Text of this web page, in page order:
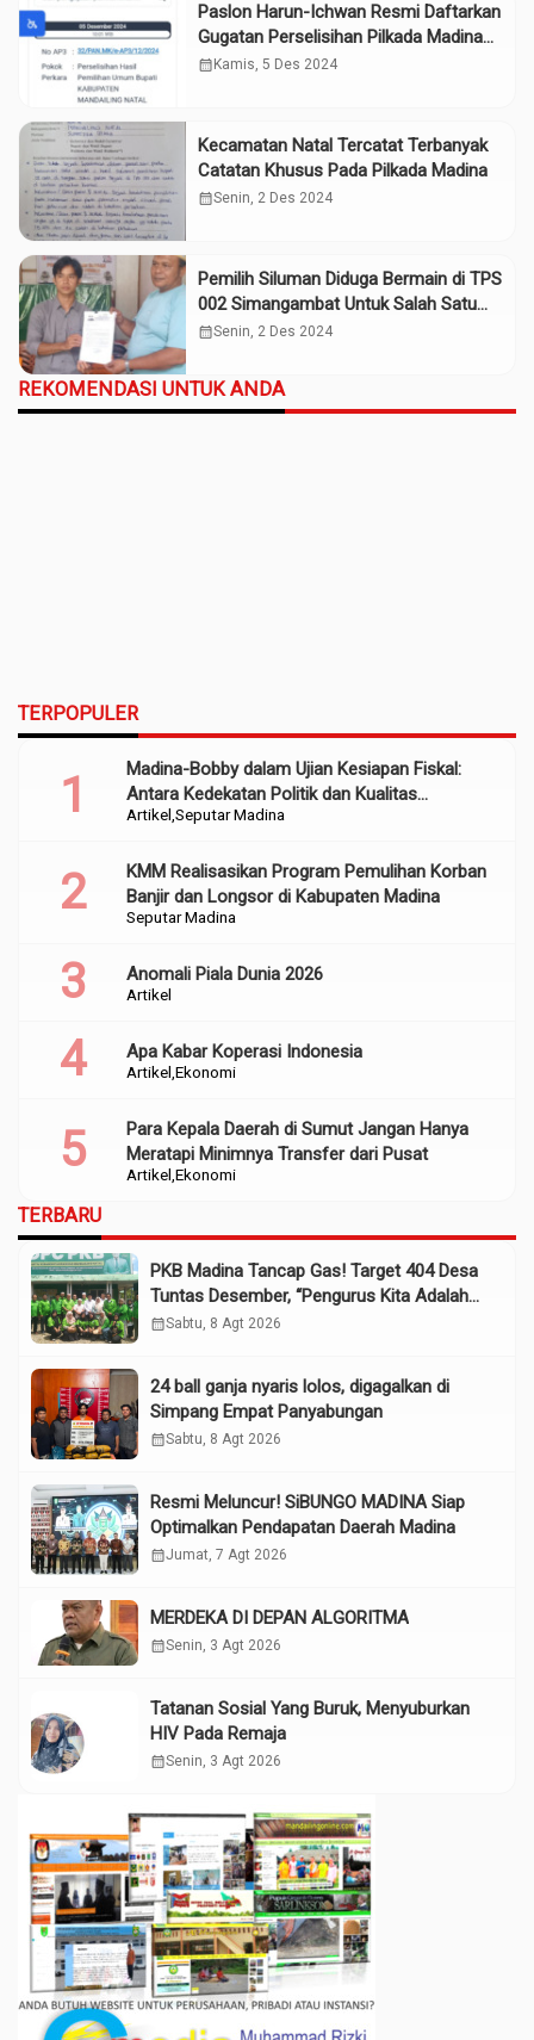
Paslon Harun-Ichwan Resmi Daftarkan
Gugatan Perselisihan Pilkada Madina
ke MK
calendar_month Kamis, 5 Des 2024
Kecamatan Natal Tercatat Terbanyak
Catatan Khusus Pada Pilkada Madina
calendar_monthSenin, 2 Des 2024
Pemilih Siluman Diduga Bermain di TPS
002 Simangambat Untuk Salah Satu
Paslon
calendar_monthSenin, 2 Des 2024
REKOMENDASI UNTUK ANDA
TERPOPULER
Artikel Seputar Madina
Madina-Bobby dalam Ujian Kesiapan Fiskal:
Antara Kedekatan Politik dan Kualitas
Perencanaan
Seputar Madina
KMM Realisasikan Program Pemulihan Korban
Banjir dan Longsor di Kabupaten Madina
Artikel
Anomali Piala Dunia 2026
Artikel Ekonomi
Apa Kabar Koperasi Indonesia
Artikel Ekonomi
Para Kepala Daerah di Sumut Jangan Hanya
Meratapi Minimnya Transfer dari Pusat
TERBARU
PKB Madina Tancap Gas! Target 404 Desa
Tuntas Desember, “Pengurus Kita Adalah
Tokoh”
calendar_monthSabtu, 8 Agt 2026
24 ball ganja nyaris lolos, digagalkan di
Simpang Empat Panyabungan
calendar_monthSabtu, 8 Agt 2026
Resmi Meluncur! SiBUNGO MADINA Siap
Optimalkan Pendapatan Daerah Madina
calendar_monthJumat, 7 Agt 2026
MERDEKA DI DEPAN ALGORITMA
calendar_monthSenin, 3 Agt 2026
Tatanan Sosial Yang Buruk, Menyuburkan
HIV Pada Remaja
calendar_monthSenin, 3 Agt 2026